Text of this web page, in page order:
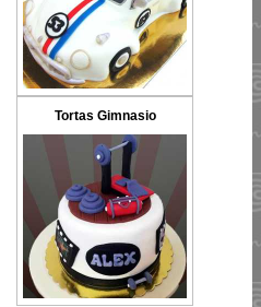
Tortas Gimnasio